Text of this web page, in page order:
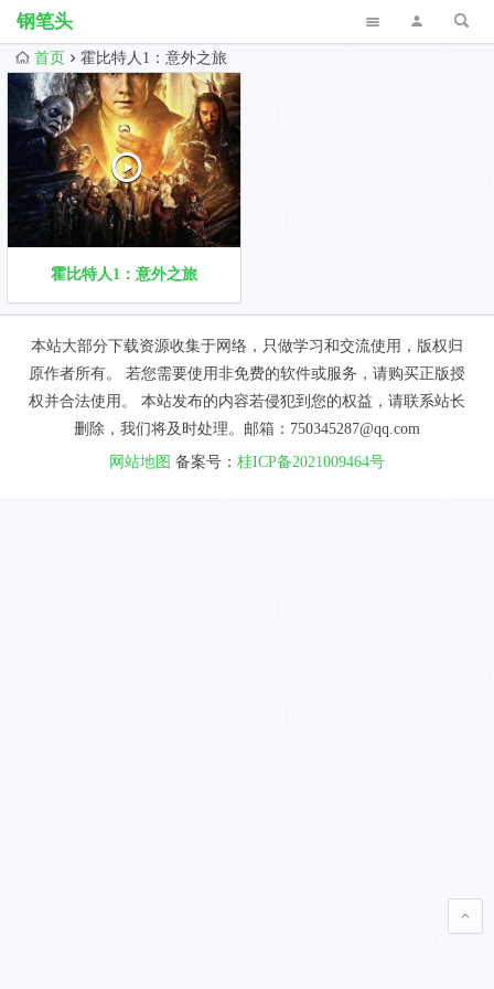
钢笔头
首页 霍比特人1：意外之旅
霍比特人1：意外之旅
本站大部分下载资源收集于网络，只做学习和交流使用，版权归
原作者所有。 若您需要使用非免费的软件或服务，请购买正版授
权并合法使用。 本站发布的内容若侵犯到您的权益，请联系站长
删除，我们将及时处理。邮箱：750345287@qq.com
网站地图 备案号： 桂ICP备2021009464号